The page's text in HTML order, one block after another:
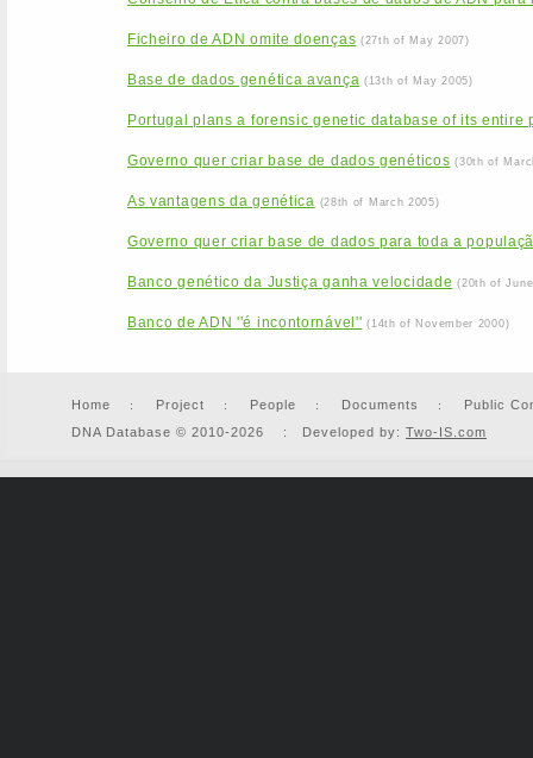
Ficheiro de ADN omite doenças (27th of May 2007)
Base de dados genética avança (13th of May 2005)
Portugal plans a forensic genetic database of its entire
Governo quer criar base de dados genéticos (30th of
As vantagens da genética (28th of March 2005)
Governo quer criar base de dados para toda a
Banco genético da Justiça ganha velocidade (20th of
Banco de ADN ''é incontornável'' (14th of November 2000)
Home Project People Documents
Public
DNA Database © 2010-2026 : Developed by: Two-IS.com